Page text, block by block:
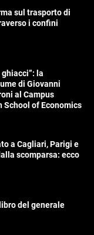
sul trasporto di
i confini
la
di Giovanni
al Campus
School of Economics
a Cagliari, Parigi e
scomparsa: ecco
del generale